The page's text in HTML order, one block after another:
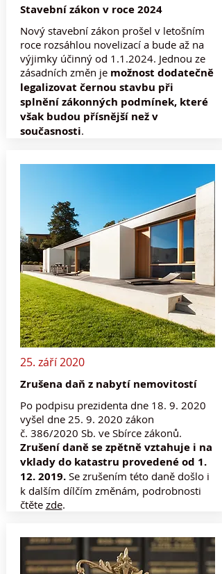
Stavební zákon v roce 2024
Nový stavební zákon prošel v letošním
roce rozsáhlou novelizací a bude až na
výjimky účinný od 1.1.2024. Jednou ze
zásadních změn je možnost dodatečně
legalizovat černou stavbu při
splnění zákonných podmínek, které
však budou přísnější než v
současnosti.
25. září 2020
Zrušena daň z nabytí nemovitostí
Po podpisu prezidenta dne 18. 9. 2020
vyšel dne 25. 9. 2020 zákon
č. 386/2020 Sb. ve Sbírce zákonů.
Zrušení daně se zpětně vztahuje i na
vklady do katastru provedené od 1.
12. 2019. Se zrušením této daně došlo i
k dalším dílčím změnám, podrobnosti
čtěte zde.